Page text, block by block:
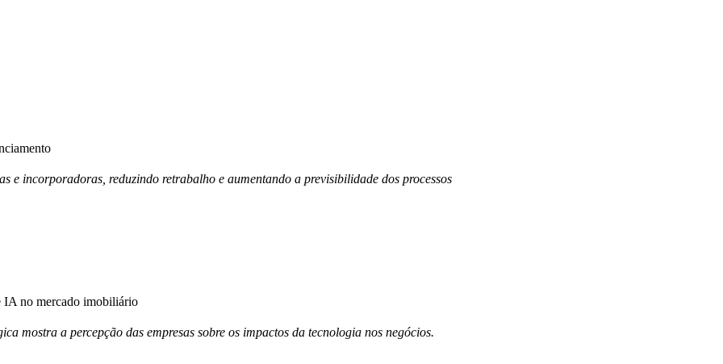
incorporadoras, reduzindo retrabalho e aumentando a previsibilidade dos processos
IA no mercado imobiliário
mostra a percepção das empresas sobre os impactos da tecnologia nos negócios.